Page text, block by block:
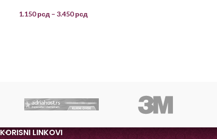
1.150рсд – 3.450рсд
KORISNI LINKOVI